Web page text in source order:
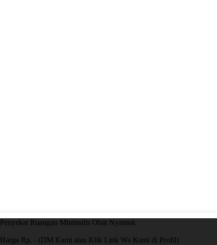
Penyekat Ruangan Minimalis Obat Nyamuk
Harga Rp. - (DM Kami atau Klik Link Wa Kami di Profil)